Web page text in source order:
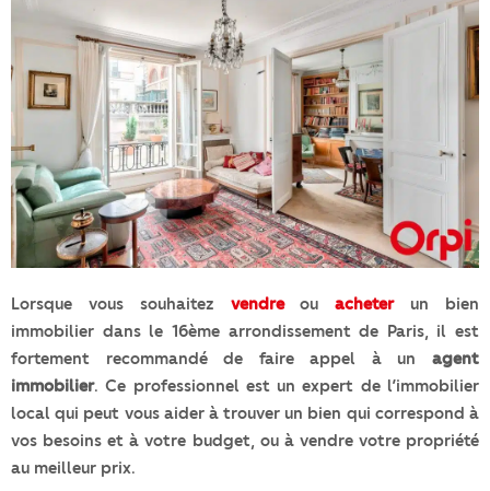
Lorsque vous souhaitez vendreouacheterun bien
immobilier dans le 16ème arrondissement de Paris, il est
fortement recommandé de faire appel à un agent
immobilier. Ce professionnel est un expert de l’immobilier
local qui peut vous aider à trouver un bien qui correspond à
vos besoins et à votre budget, ou à vendre votre propriété
au meilleur prix.